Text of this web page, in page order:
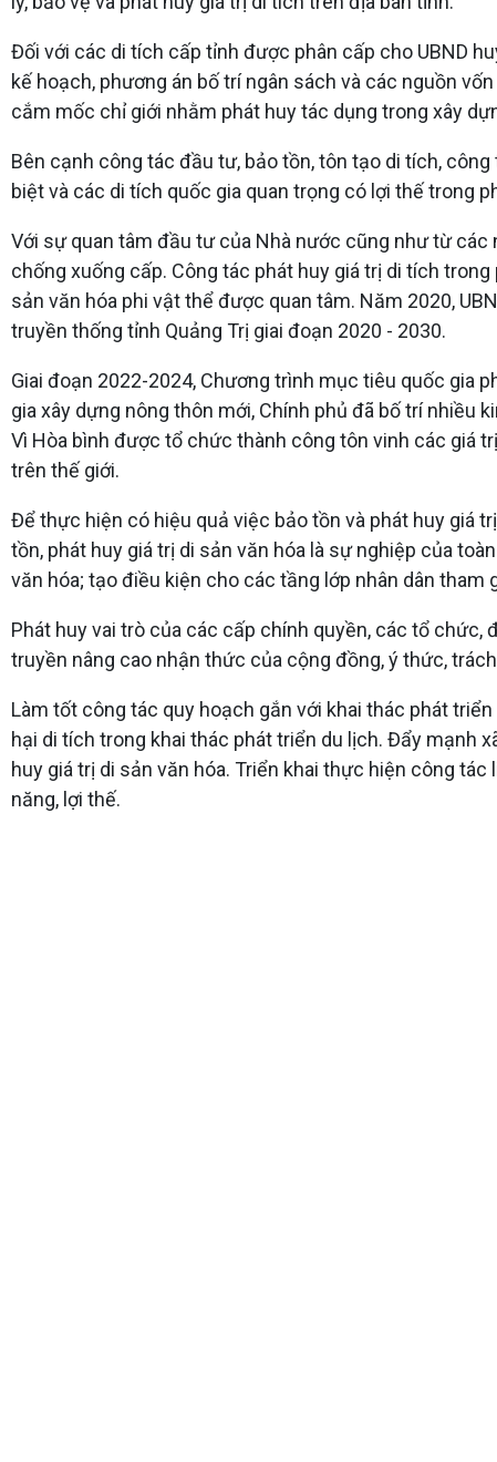
Đối với các di tích cấp tỉnh được phân cấp cho UBND
kế hoạch, phương án bố trí ngân sách và các nguồn
cắm mốc chỉ giới nhằm phát huy tác dụng trong xây
Bên cạnh công tác đầu tư, bảo tồn, tôn tạo di tích,
biệt và các di tích quốc gia quan trọng có lợi thế trong
Với sự quan tâm đầu tư của Nhà nước cũng như từ
chống xuống cấp. Công tác phát huy giá trị di tích
sản văn hóa phi vật thể được quan tâm. Năm 2020,
truyền thống tỉnh Quảng Trị giai đoạn 2020 - 2030.
Giai đoạn 2022-2024, Chương trình mục tiêu quốc gia
gia xây dựng nông thôn mới, Chính phủ đã bố trí nhiều
Vì Hòa bình được tổ chức thành công tôn vinh các giá
trên thế giới.
Để thực hiện có hiệu quả việc bảo tồn và phát huy giá
tồn, phát huy giá trị di sản văn hóa là sự nghiệp của
văn hóa; tạo điều kiện cho các tầng lớp nhân dân tham
Phát huy vai trò của các cấp chính quyền, các tổ
truyền nâng cao nhận thức của cộng đồng, ý thức,
Làm tốt công tác quy hoạch gắn với khai thác phát
hại di tích trong khai thác phát triển du lịch. Đẩy mạnh
huy giá trị di sản văn hóa. Triển khai thực hiện công
năng, lợi thế.